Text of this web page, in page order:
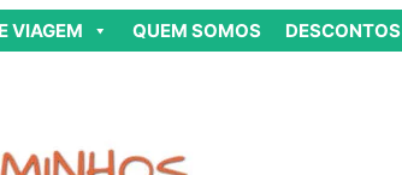
VIAGEM QUEM SOMOS DESCONTOS